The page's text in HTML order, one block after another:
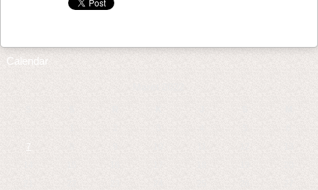
Calendar
7